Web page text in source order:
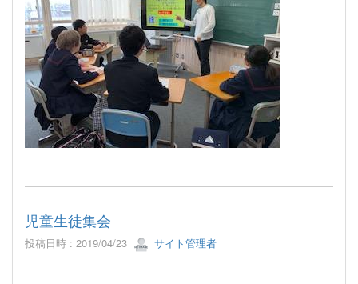
児童生徒集会
投稿日時 : 2019/04/23 サイト管理者